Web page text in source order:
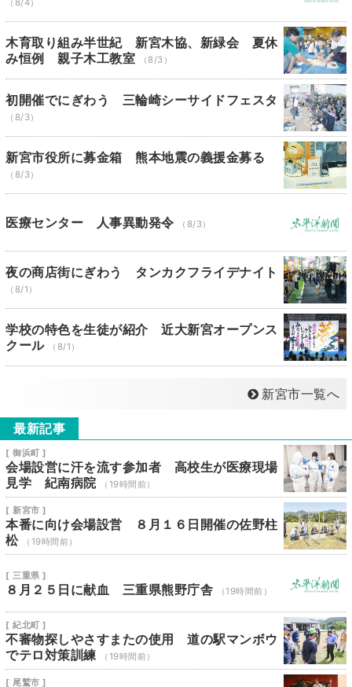
（8/4）
木育取り組み半世紀 新宮木協、新緑会 夏休
み恒例 親子木工教室
（8/3）
初開催でにぎわう 三輪崎シーサイドフェスタ
（8/3）
新宮市役所に募金箱 熊本地震の義援金募る
（8/3）
医療センター 人事異動発令 （8/3）
夜の商店街にぎわう タンカクフライデナイト
（8/1）
学校の特色を生徒が紹介 近大新宮オープンス
クール
（8/1）
新宮市一覧へ
最新記事
[ 御浜町 ]
会場設営に汗を流す参加者 高校生が医療現場
見学 紀南病院
（19時間前）
[ 新宮市 ]
本番に向け会場設営 ８月１６日開催の佐野柱
松
（19時間前）
[ 三重県 ]
８月２５日に献血 三重県熊野庁舎 （19時間前）
[ 紀北町 ]
不審物探しやさすまたの使用 道の駅マンボウ
でテロ対策訓練
（19時間前）
[ 尾鷲市 ]